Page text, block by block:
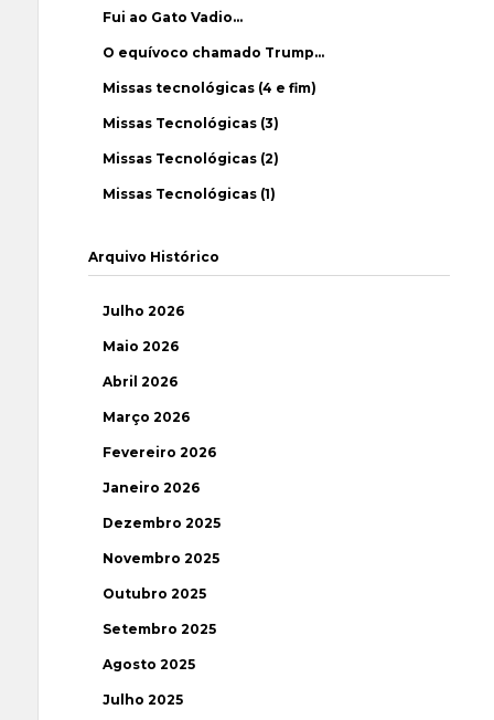
Fui ao Gato Vadio…
O equívoco chamado Trump…
Missas tecnológicas (4 e fim)
Missas Tecnológicas (3)
Missas Tecnológicas (2)
Missas Tecnológicas (1)
Arquivo Histórico
Julho 2026
Maio 2026
Abril 2026
Março 2026
Fevereiro 2026
Janeiro 2026
Dezembro 2025
Novembro 2025
Outubro 2025
Setembro 2025
Agosto 2025
Julho 2025